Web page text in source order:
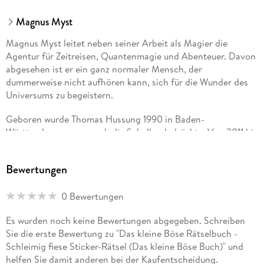
Magnus Myst
Magnus Myst leitet neben seiner Arbeit als Magier die
Agentur für Zeitreisen, Quantenmagie und Abenteuer. Davon
abgesehen ist er ein ganz normaler Mensch, der
dummerweise nicht aufhören kann, sich für die Wunder des
Universums zu begeistern.
Geboren wurde Thomas Hussung 1990 in Baden-
Württemberg, wo er auch die Schulbank drückte. Von 2011 bis
Am liebsten zeichnet er Monster, Gespenster und andere
, geboren 1960 in Wien, ausgebildet in Radierungsdruck und
Autodidakt in Musik, Comic & Karikaturen. Er fertigt 3-D-
Bewertungen
0 Bewertungen
Es wurden noch keine Bewertungen abgegeben. Schreiben
Sie die erste Bewertung zu "Das kleine Böse Rätselbuch -
Schleimig fiese Sticker-Rätsel (Das kleine Böse Buch)" und
helfen Sie damit anderen bei der Kaufentscheidung.